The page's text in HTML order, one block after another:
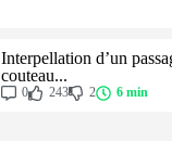
Interpellation d’un
couteau...
0 243 2 6 min